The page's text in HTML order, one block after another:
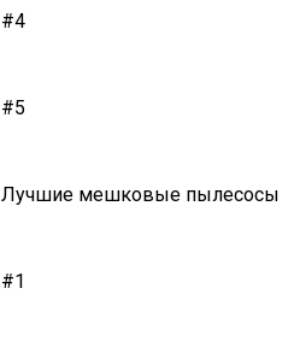
#4
#5
Лучшие мешковые пылесосы
#1